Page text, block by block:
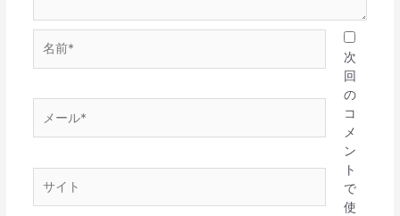
前
ー
次
回
の
コ
メ
ン
ト
で
使